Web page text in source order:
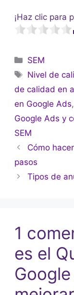
¡Haz clic para
SEM
Nivel de
de calidad en
en Google Ads,
Google Ads y
SEM
Cómo
pasos
Tipos de
1
es el